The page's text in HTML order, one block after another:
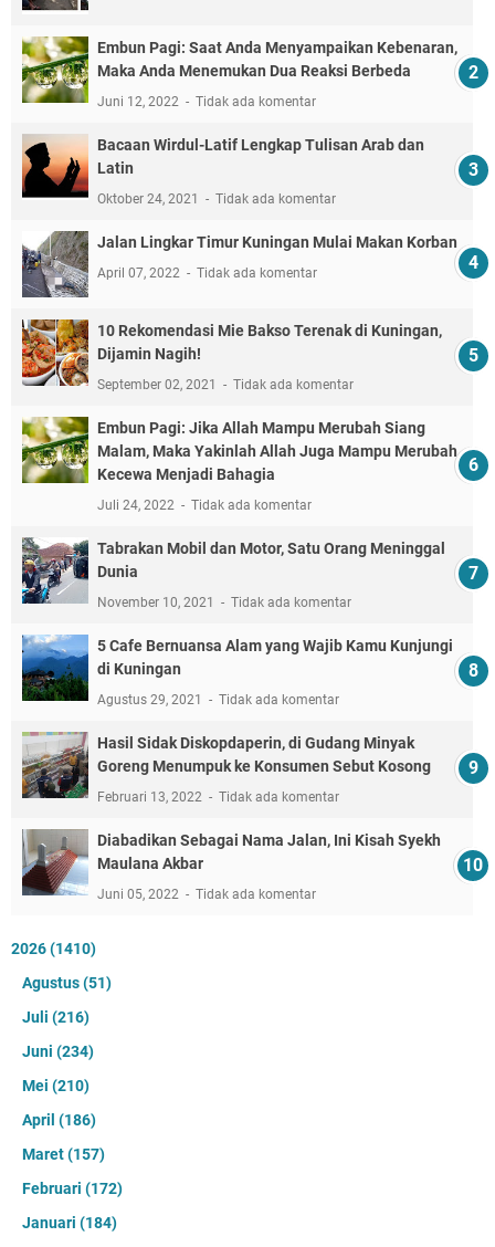
Embun Pagi: Saat Anda Menyampaikan Kebenaran,
Maka Anda Menemukan Dua Reaksi Berbeda
Juni 12, 2022 Tidak ada komentar
Bacaan Wirdul-Latif Lengkap Tulisan Arab dan
Latin
Oktober 24, 2021 Tidak ada komentar
Jalan Lingkar Timur Kuningan Mulai Makan Korban
April 07, 2022 Tidak ada komentar
10 Rekomendasi Mie Bakso Terenak di Kuningan,
Dijamin Nagih!
September 02, 2021 Tidak ada komentar
Embun Pagi: Jika Allah Mampu Merubah Siang
Malam, Maka Yakinlah Allah Juga Mampu Merubah
Kecewa Menjadi Bahagia
Juli 24, 2022 Tidak ada komentar
Tabrakan Mobil dan Motor, Satu Orang Meninggal
Dunia
November 10, 2021 Tidak ada komentar
5 Cafe Bernuansa Alam yang Wajib Kamu Kunjungi
di Kuningan
Agustus 29, 2021 Tidak ada komentar
Hasil Sidak Diskopdaperin, di Gudang Minyak
Goreng Menumpuk ke Konsumen Sebut Kosong
Februari 13, 2022 Tidak ada komentar
Diabadikan Sebagai Nama Jalan, Ini Kisah Syekh
Maulana Akbar
Juni 05, 2022 Tidak ada komentar
2026(1410)
Agustus(51)
Juli (216)
Juni (234)
Mei (210)
April (186)
Maret(157)
Februari (172)
Januari (184)